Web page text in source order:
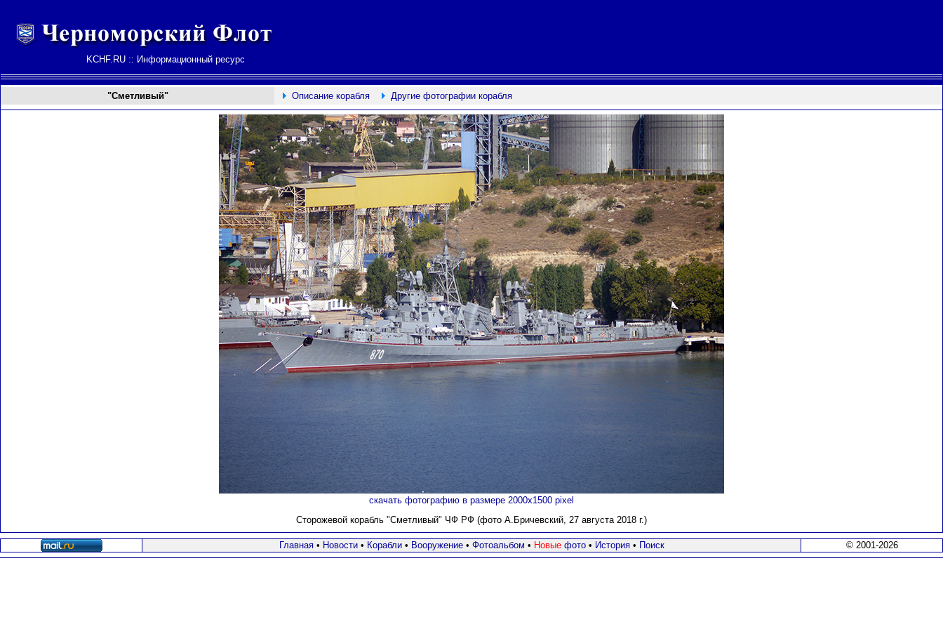
KCHF.RU :: Информационный ресурс
"Сметливый" Описание корабля Другие фотографии корабля
скачать фотографию в размере 2000х1500 pixel
Сторожевой корабль "Сметливый" ЧФ РФ (фото А.Бричевский, 27 августа 2018 г.)
Главная• Новости• Корабли• Вооружение • Фотоальбом • Новыефото • История• Поиск © 2001-2026